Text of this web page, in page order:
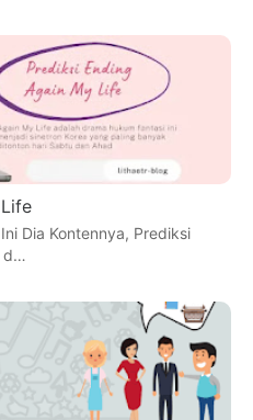
Dia Kontennya, Prediksi
d…